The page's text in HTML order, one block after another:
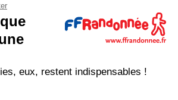
et retours
eux, restent indispensables !